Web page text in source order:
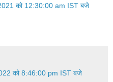
2021 को 12:30:00 am IST बजे
को 8:46:00 pm IST बजे